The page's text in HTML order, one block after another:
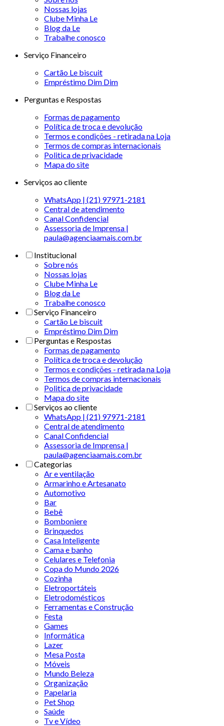
Nossas lojas
Clube Minha Le
Blog da Le
Trabalhe conosco
Serviço Financeiro
Cartão Le biscuit
Empréstimo Dim Dim
Perguntas e Respostas
Formas de pagamento
Política de troca e devolução
Termos e condições - retirada na Loja
Termos de compras internacionais
Politica de privacidade
Mapa do site
Serviços ao cliente
WhatsApp | (21) 97971-2181
Central de atendimento
Canal Confidencial
Assessoria de Imprensa |
paula@agenciaamais.com.br
Institucional
Sobre nós
Nossas lojas
Clube Minha Le
Blog da Le
Trabalhe conosco
Serviço Financeiro
Cartão Le biscuit
Empréstimo Dim Dim
Perguntas e Respostas
Formas de pagamento
Política de troca e devolução
Termos e condições - retirada na Loja
Termos de compras internacionais
Politica de privacidade
Mapa do site
Serviços ao cliente
WhatsApp | (21) 97971-2181
Central de atendimento
Canal Confidencial
Assessoria de Imprensa |
paula@agenciaamais.com.br
Categorias
Ar e ventilação
Armarinho e Artesanato
Automotivo
Bar
Bebê
Bomboniere
Brinquedos
Casa Inteligente
Cama e banho
Celulares e Telefonia
Copa do Mundo 2026
Cozinha
Eletroportáteis
Eletrodomésticos
Ferramentas e Construção
Festa
Games
Informática
Lazer
Mesa Posta
Móveis
Mundo Beleza
Organização
Papelaria
Pet Shop
Saúde
Tv e Vídeo